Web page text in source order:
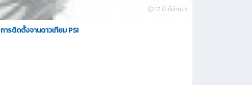
17 ปี ที่ผ่านมา
การติดตั้งจานดาวเทียม PSI